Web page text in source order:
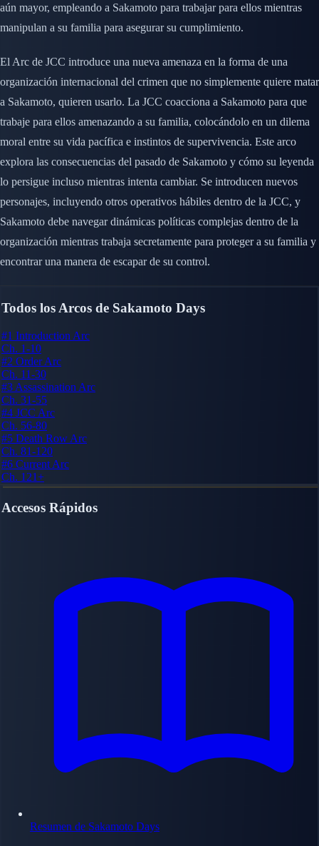
aún mayor, empleando a Sakamoto para trabajar para ellos mientras
manipulan a su familia para asegurar su cumplimiento.
El Arc de JCC introduce una nueva amenaza en la forma de una
organización internacional del crimen que no simplemente quiere matar
a Sakamoto, quieren usarlo. La JCC coacciona a Sakamoto para que
trabaje para ellos amenazando a su familia, colocándolo en un dilema
moral entre su vida pacífica e instintos de supervivencia. Este arco
explora las consecuencias del pasado de Sakamoto y cómo su leyenda
lo persigue incluso mientras intenta cambiar. Se introducen nuevos
personajes, incluyendo otros operativos hábiles dentro de la JCC, y
Sakamoto debe navegar dinámicas políticas complejas dentro de la
organización mientras trabaja secretamente para proteger a su familia y
encontrar una manera de escapar de su control.
Todos los Arcos de Sakamoto Days
#1 Introduction Arc
Ch. 1-10
#2 Order Arc
Ch. 11-30
#3 Assassination Arc
Ch. 31-55
#4 JCC Arc
Ch. 56-80
#5 Death Row Arc
Ch. 81-120
#6 Current Arc
Ch. 121+
Accesos Rápidos
Resumen de Sakamoto Days